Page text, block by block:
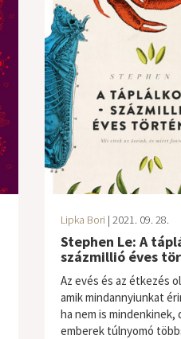
Lipka Bori | 2021. 09. 28.
Stephen Le: A
százmillió éves
Az evés és az étkezés
amik mindannyiunkat
ha nem is mindenkinek,
emberek túlnyomó